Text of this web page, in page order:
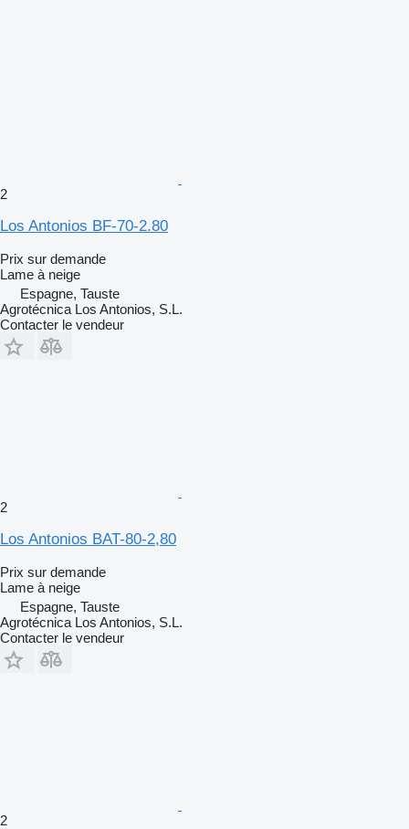
2
Los Antonios BF-70-2.80
Prix sur demande
Lame à neige
Espagne, Tauste
Agrotécnica Los Antonios, S.L.
Contacter le vendeur
2
Los Antonios BAT-80-2,80
Prix sur demande
Lame à neige
Espagne, Tauste
Agrotécnica Los Antonios, S.L.
Contacter le vendeur
2